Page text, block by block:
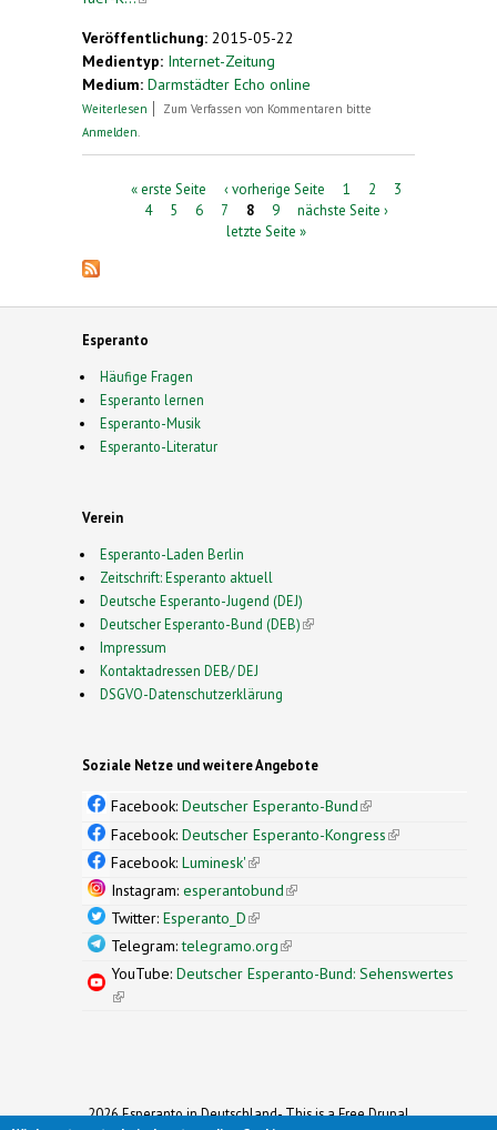
Veröffentlichung: 2015-05-22
Medientyp: Internet-Zeitung
Medium: Darmstädter Echo online
Weiterlesen über Plädoyer für Kompromisse Lesezirkel –
Zum Verfassen von Kommentaren bitte
Anmelden.
Seiten« erste Seite ‹ vorherige Seite 1 2
3
4
5 6 7 8 9
nächste Seite ›
letzte Seite »
Esperanto
Häufige Fragen
Esperanto lernen
Esperanto-Musik
Esperanto-Literatur
Verein
Esperanto-Laden Berlin
Zeitschrift: Esperanto aktuell
Deutsche Esperanto-Jugend (DEJ)
Deutscher Esperanto-Bund (DEB)(link is external)
Impressum
Kontaktadressen DEB/ DEJ
DSGVO-Datenschutzerklärung
Soziale Netze und weitere Angebote
Facebook: Deutscher Esperanto-Bund(link is
external)
Facebook: Deutscher Esperanto-Kongress(link is
Facebook: Luminesk'(link is external)
Instagram: esperantobund(link is external)
Twitter: Esperanto_D(link is external)
Telegram:telegramo.org(link is external)
YouTube: Deutscher Esperanto-Bund: Sehenswertes
(link is external)
2026 Esperanto in Deutschland- This is a Free Drupal